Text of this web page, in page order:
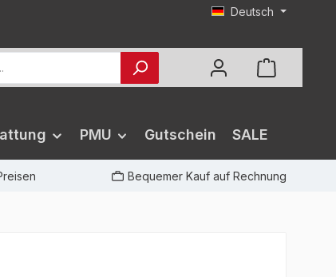
Deutsch
PMU Gutschein SALE
Bequemer Kauf auf Rechnung